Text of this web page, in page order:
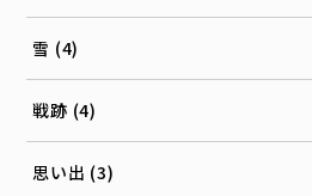
雪 (4)
戦跡 (4)
思い出 (3)